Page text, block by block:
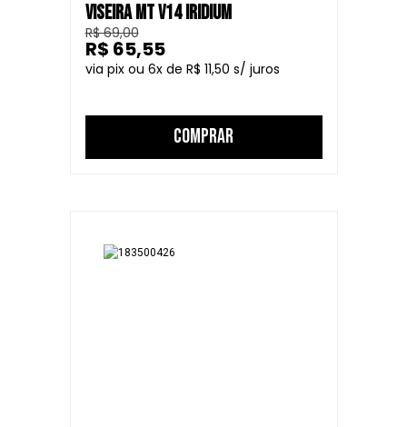
VISEIRA MT V14 IRIDIUM
R$ 69,00
6
R$ 11,50
R$ 65,55
COMPRAR